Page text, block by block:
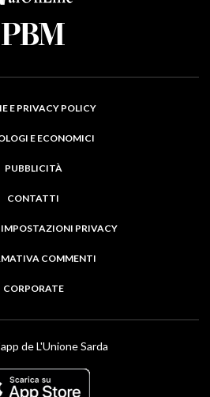
E PRIVACY POLICY
E ECONOMICI
PUBBLICITÀ
CONTATTI
PRIVACY
COMMENTI
CORPORATE
de L'Unione Sarda